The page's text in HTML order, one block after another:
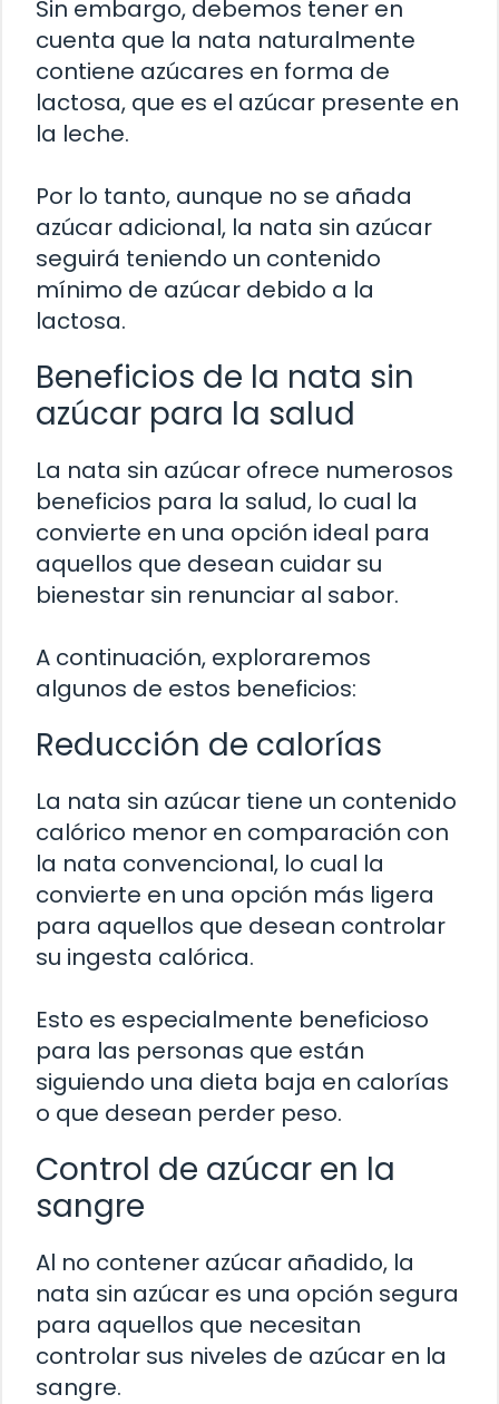
Sin embargo, debemos tener en
cuenta que la nata naturalmente
contiene azúcares en forma de
lactosa, que es el azúcar presente en
la leche.
Por lo tanto, aunque no se añada
azúcar adicional, la nata sin azúcar
seguirá teniendo un contenido
mínimo de azúcar debido a la
lactosa.
Beneficios de la nata sin
azúcar para la salud
La nata sin azúcar ofrece numerosos
beneficios para la salud, lo cual la
convierte en una opción ideal para
aquellos que desean cuidar su
bienestar sin renunciar al sabor.
A continuación, exploraremos
algunos de estos beneficios:
Reducción de calorías
La nata sin azúcar tiene un contenido
calórico menor en comparación con
la nata convencional, lo cual la
convierte en una opción más ligera
para aquellos que desean controlar
su ingesta calórica.
Esto es especialmente beneficioso
para las personas que están
siguiendo una dieta baja en calorías
o que desean perder peso.
Control de azúcar en la
sangre
Al no contener azúcar añadido, la
nata sin azúcar es una opción segura
para aquellos que necesitan
controlar sus niveles de azúcar en la
sangre.